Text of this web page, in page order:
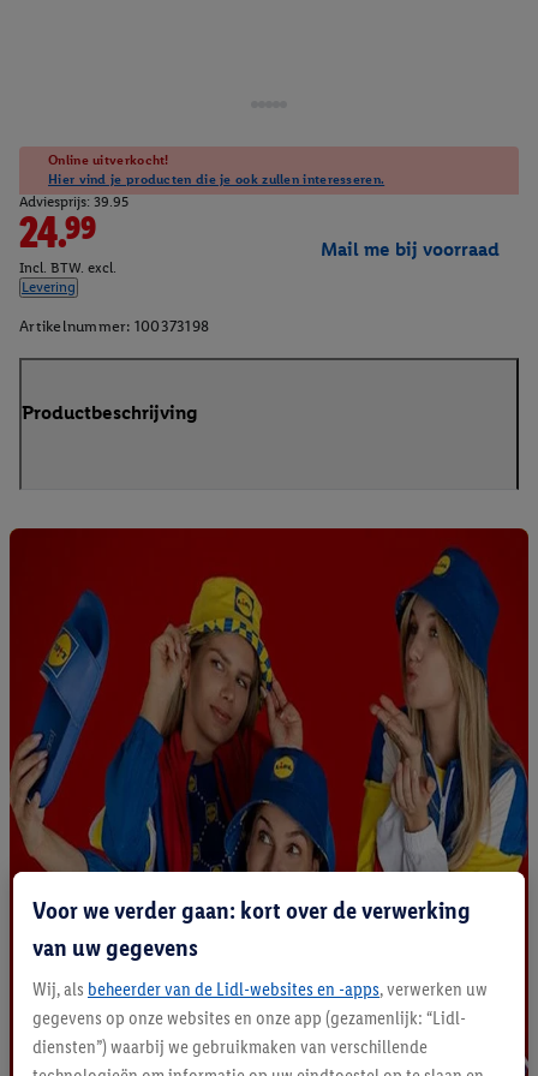
Online uitverkocht!
Hier vind je producten die je ook zullen interesseren.
Adviesprijs: 39.95
24.99
Incl. BTW. excl.
Levering
Mail me bij voorraad
Artikelnummer: 100373198
Productbeschrijving
Voor we verder gaan: kort over de verwerking
van uw gegevens
Wij, als beheerder van de Lidl-websites en -apps, verwerken uw
gegevens op onze websites en onze app (gezamenlijk: “Lidl-
diensten”) waarbij we gebruikmaken van verschillende